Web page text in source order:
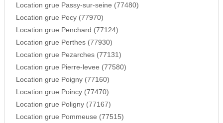
Location grue Passy-sur-seine (77480)
Location grue Pecy (77970)
Location grue Penchard (77124)
Location grue Perthes (77930)
Location grue Pezarches (77131)
Location grue Pierre-levee (77580)
Location grue Poigny (77160)
Location grue Poincy (77470)
Location grue Poligny (77167)
Location grue Pommeuse (77515)